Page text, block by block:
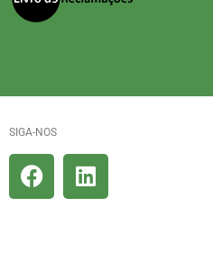
SIGA-NOS